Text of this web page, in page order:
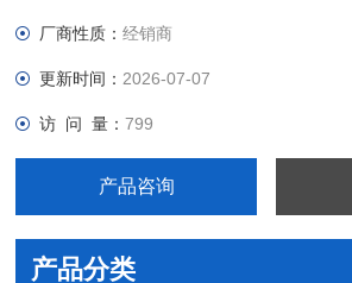
厂商性质：经销商
更新时间： 2026-07-07
访 问 量：799
产品咨询
产品分类